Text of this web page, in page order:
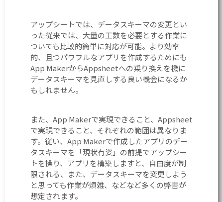
アップシートでは、データスキーマの変更とい
った従来では、大量の工数を必要とする作業に
ついても比較的簡単に対応が可能。より効率
的、且つパワフルなアプリを作成するためにも
App MakerからAppsheetへの乗り換えを機に
データスキーマを見直しする良い機会になるか
もしれません。
また、App Makerで実現できること、Appsheet
で実現できること、それぞれの範囲は異なりま
す。従い、App Makerで作成したアプリのデー
タスキーマを「現状有姿」の前提でアップシー
トを操り、アプリを構築しますと、自由度が制
限される、また、データスキーマを変更しよう
と思っても作業が煩雑、などなど多くの弊害が
想定されます。